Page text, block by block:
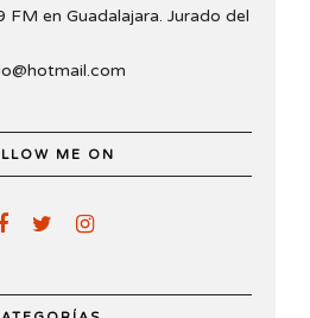
en Guadalajara. Jurado del
ME ON